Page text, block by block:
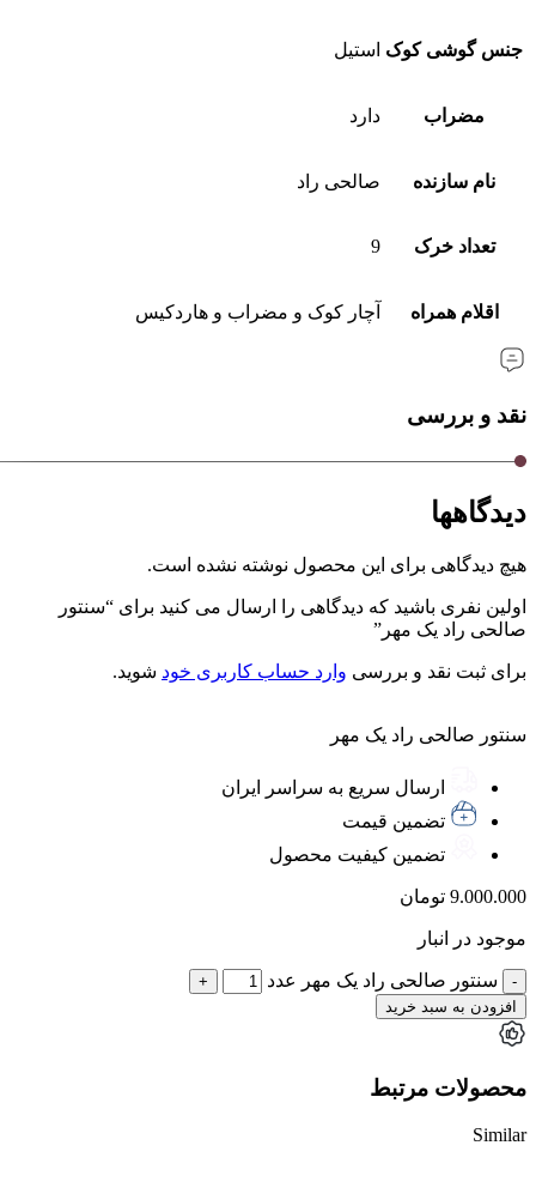
جنس گوشی کوک استیل
مضراب دارد
نام سازنده صالحی راد
تعداد خرک 9
اقلام همراه آچار کوک و مضراب و هاردکیس
نقد و بررسی
دیدگاهها
هیچ دیدگاهی برای این محصول نوشته نشده است.
اولین نفری باشید که دیدگاهی را ارسال می کنید برای “سنتور
صالحی راد یک مهر”
برای ثبت نقد و بررسی وارد حساب کاربری خود شوید.
سنتور صالحی راد یک مهر
ارسال سریع به سراسر ایران
تضمین قیمت
تضمین کیفیت محصول
9.000.000 تومان
موجود در انبار
سنتور صالحی راد یک مهر عدد
افزودن به سبد خرید
محصولات مرتبط
Similar